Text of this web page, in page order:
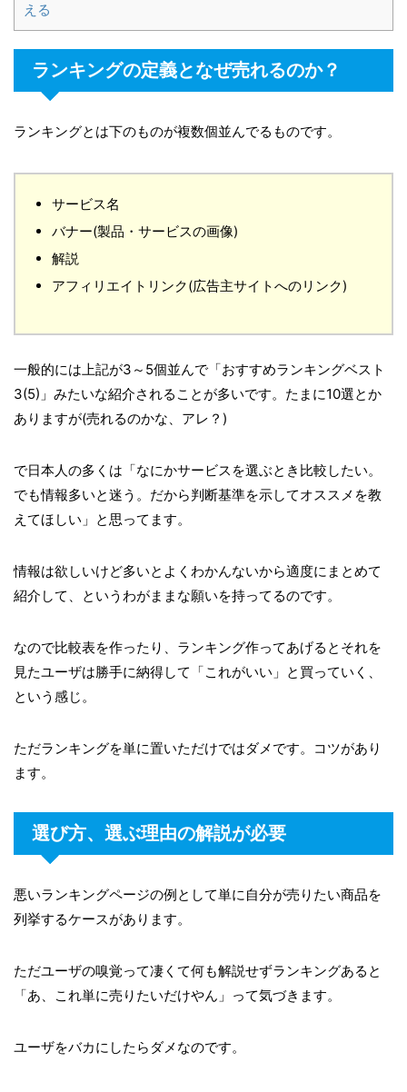
える
ランキングの定義となぜ売れるのか？
ランキングとは下のものが複数個並んでるものです。
サービス名
バナー(製品・サービスの画像)
解説
アフィリエイトリンク(広告主サイトへのリンク)
一般的には上記が3～5個並んで「おすすめランキングベスト
3(5)」みたいな紹介されることが多いです。たまに10選とか
ありますが(売れるのかな、アレ？)
で日本人の多くは「なにかサービスを選ぶとき比較したい。
でも情報多いと迷う。だから判断基準を示してオススメを教
えてほしい」と思ってます。
情報は欲しいけど多いとよくわかんないから適度にまとめて
紹介して、というわがままな願いを持ってるのです。
なので比較表を作ったり、ランキング作ってあげるとそれを
見たユーザは勝手に納得して「これがいい」と買っていく、
という感じ。
ただランキングを単に置いただけではダメです。コツがあり
ます。
選び方、選ぶ理由の解説が必要
悪いランキングページの例として単に自分が売りたい商品を
列挙するケースがあります。
ただユーザの嗅覚って凄くて何も解説せずランキングあると
「あ、これ単に売りたいだけやん」って気づきます。
ユーザをバカにしたらダメなのです。